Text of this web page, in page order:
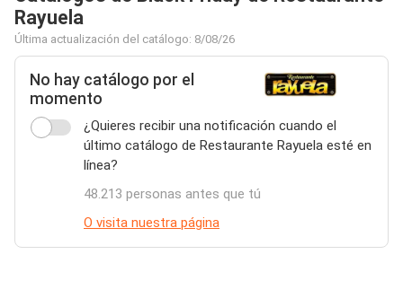
Rayuela
Última actualización del catálogo: 8/08/26
No hay catálogo por el
momento
¿Quieres recibir una notificación cuando el
último catálogo de Restaurante Rayuela esté en
línea?
48.213 personas antes que tú
O visita nuestra página